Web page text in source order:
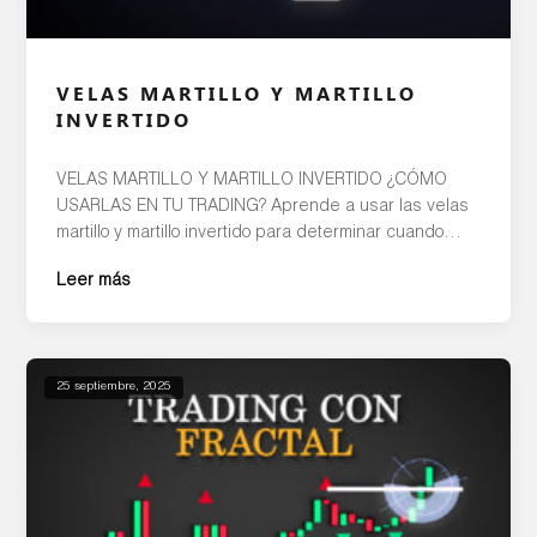
VELAS MARTILLO Y MARTILLO
INVERTIDO
VELAS MARTILLO Y MARTILLO INVERTIDO ¿CÓMO
USARLAS EN TU TRADING? Aprende a usar las velas
martillo y martillo invertido para determinar cuando
tendencia. Además, te daré una estrategia de trading
Leer más
25 septiembre, 2025